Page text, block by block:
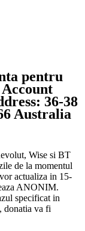
pentru
Account
36-38
Australia
Wise si BT
de la momentul
actualiza in 15-
ANONIM.
specificat in
donatia va fi